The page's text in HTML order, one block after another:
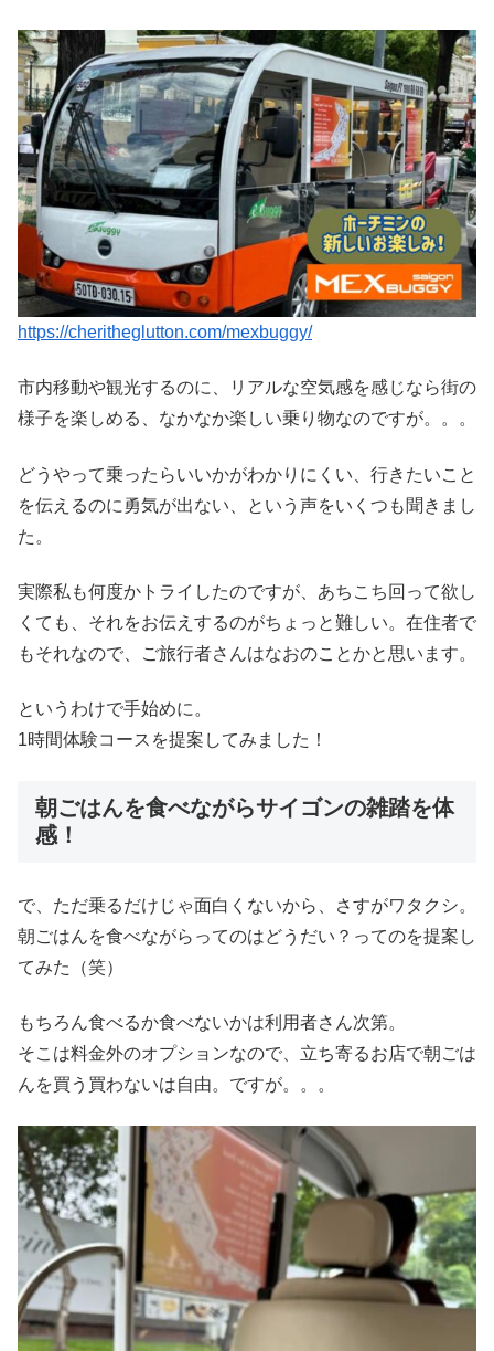
https://cheritheglutton.com/mexbuggy/
市内移動や観光するのに、リアルな空気感を感じなら街の
様子を楽しめる、なかなか楽しい乗り物なのですが。。。
どうやって乗ったらいいかがわかりにくい、行きたいこと
を伝えるのに勇気が出ない、という声をいくつも聞きまし
た。
実際私も何度かトライしたのですが、あちこち回って欲し
くても、それをお伝えするのがちょっと難しい。在住者で
もそれなので、ご旅行者さんはなおのことかと思います。
というわけで手始めに。
1時間体験コースを提案してみました！
朝ごはんを食べながらサイゴンの雑踏を体
感！
で、ただ乗るだけじゃ面白くないから、さすがワタクシ。
朝ごはんを食べながらってのはどうだい？ってのを提案し
てみた（笑）
もちろん食べるか食べないかは利用者さん次第。
そこは料金外のオプションなので、立ち寄るお店で朝ごは
んを買う買わないは自由。ですが。。。